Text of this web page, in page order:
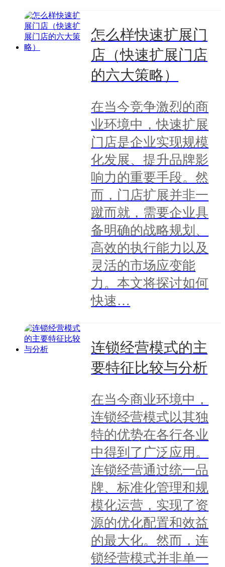
怎么样快速扩展门
店（快速扩展门店
的六大策略）
在当今竞争激烈的商
业环境中，快速扩展
门店是企业实现规模
化发展、提升品牌影
响力的重要手段。然
而，门店扩展并非一
蹴而就，需要企业具
备明确的战略规划、
高效的执行能力以及
灵活的市场应变能
力。本文将探讨如何
快速…
连锁经营模式的主
要特征比较与分析
在当今商业环境中，
连锁经营模式以其独
特的优势在各行各业
中得到了广泛应用。
连锁经营通过统一品
牌、标准化管理和规
模化运营，实现了资
源的优化配置和效益
的最大化。然而，连
锁经营模式并非单一